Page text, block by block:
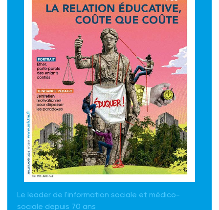
Le leader de l'information sociale et médico-
sociale depuis 70 ans